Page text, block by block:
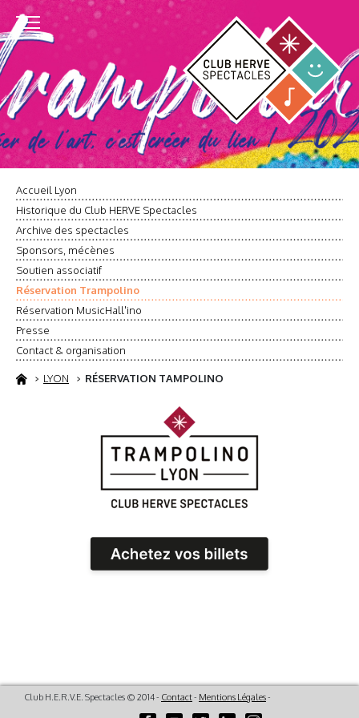
Accueil Lyon
Historique du Club HERVE Spectacles
Archive des spectacles
Sponsors, mécènes
Soutien associatif
Réservation Trampolino
Réservation MusicHall'ino
Presse
Contact & organisation
LYON RÉSERVATION TAMPOLINO
Club H.E.R.V.E. Spectacles © 2014 - Contact- Mentions Légales-